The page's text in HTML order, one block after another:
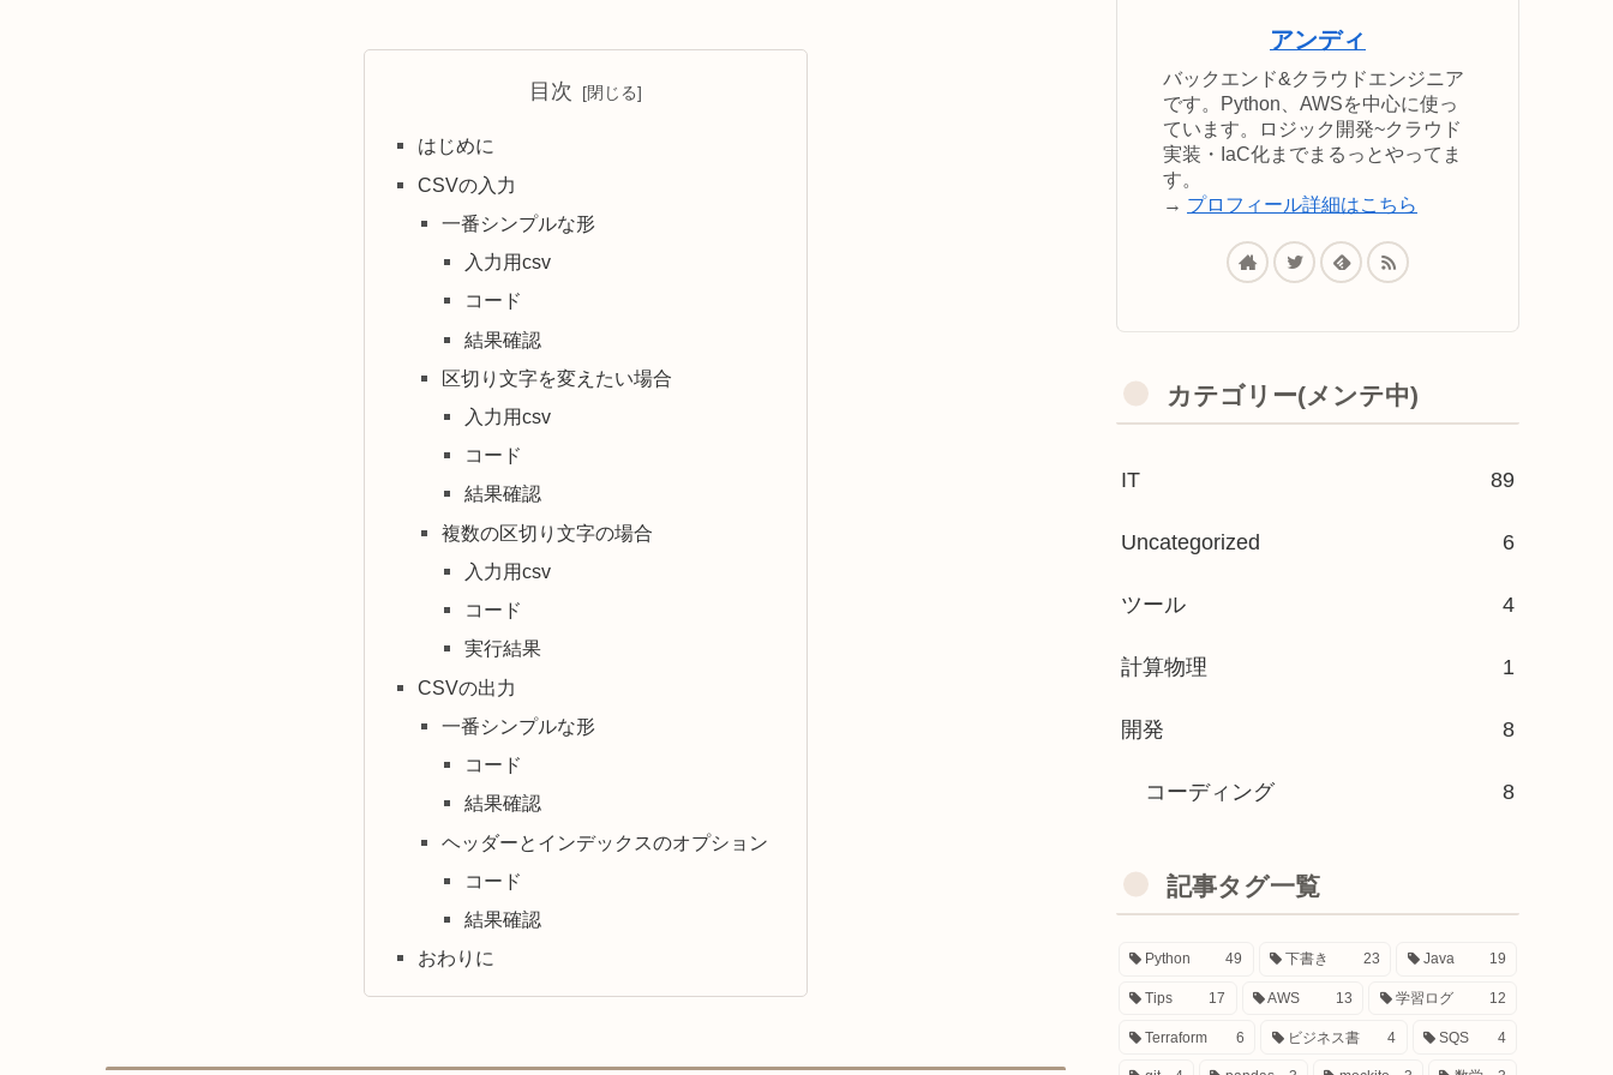
目次
はじめに
CSVの入力
一番シンプルな形
入力用csv
コード
結果確認
区切り文字を変えたい場合
入力用csv
コード
結果確認
複数の区切り文字の場合
入力用csv
コード
実行結果
CSVの出力
一番シンプルな形
コード
結果確認
ヘッダーとインデックスのオプション
コード
結果確認
おわりに
アンディ
バックエンド&クラウドエンジニア
です。Python、AWSを中心に使っ
ています。ロジック開発~クラウド
実装・IaC化までまるっとやってま
す。
→ プロフィール詳細はこちら
カテゴリー(メンテ中)
IT 89
Uncategorized 6
ツール 4
計算物理 1
開発 8
コーディング 8
記事タグ一覧
Python 49 下書き 23 Java 19
Tips 17 AWS 13 学習ログ 12
Terraform 6 ビジネス書 4 SQS 4